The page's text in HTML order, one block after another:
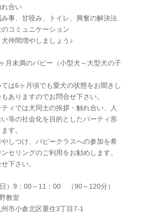
合い
事、甘咬み、トイレ、興奮の解決法
コミュニケーション
仲間増やしましょう♪
月未満のパピー（小型犬～大型犬の子
は6ヶ月頃でも愛犬の状態をお聞きし
ありますのでお問合せ下さい。
ィでは犬同士の挨拶・触れ合い、人
等の社会化を目的としたパーティ形
す。
しつけ、パピークラスへの参加を希
セリングのご利用をお勧めします。
下さい。
）9：00～11：00 （90～120分）
教室
市小倉北区重住3丁目7‐1